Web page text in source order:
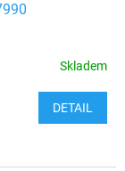
Skladem
DETAIL